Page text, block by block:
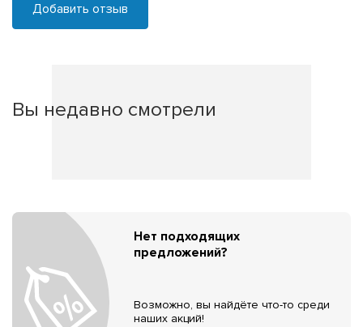
Добавить отзыв
Вы недавно смотрели
Нет подходящих
предложений?
Возможно, вы найдёте что-то среди
наших акций!